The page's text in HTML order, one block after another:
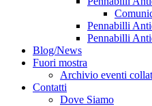
Pennabilli
Pennabilli
Blog/News
Fuori mostra
Archivio eventi
Contatti
Dove Siamo